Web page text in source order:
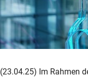
(23.04.25) Im Rahmen